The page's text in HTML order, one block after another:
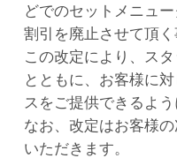
どでのセットメニュ
割引を廃止させて頂く
この改定により、ス
とともに、お客様に
スをご提供できるよ
なお、改定はお客様
いただきます。